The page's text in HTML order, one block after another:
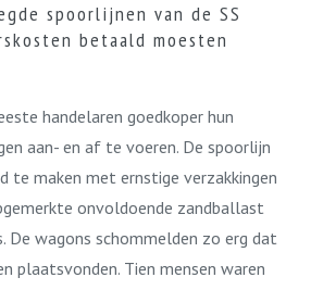
spoorlijnen van de SS
betaald moesten
handelaren goedkoper hun
aan- en af te voeren. De spoorlijn
te maken met ernstige verzakkingen
onvoldoende zandballast
De wagons schommelden zo erg dat
plaatsvonden. Tien mensen waren